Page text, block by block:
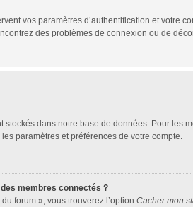
vos paramètres d’authentification et
des problèmes de connexion ou de
dans notre base de données. Pour les
paramètres et préférences de votre compte.
membres connectés ?
forum », vous trouverez l’option Cacher mon